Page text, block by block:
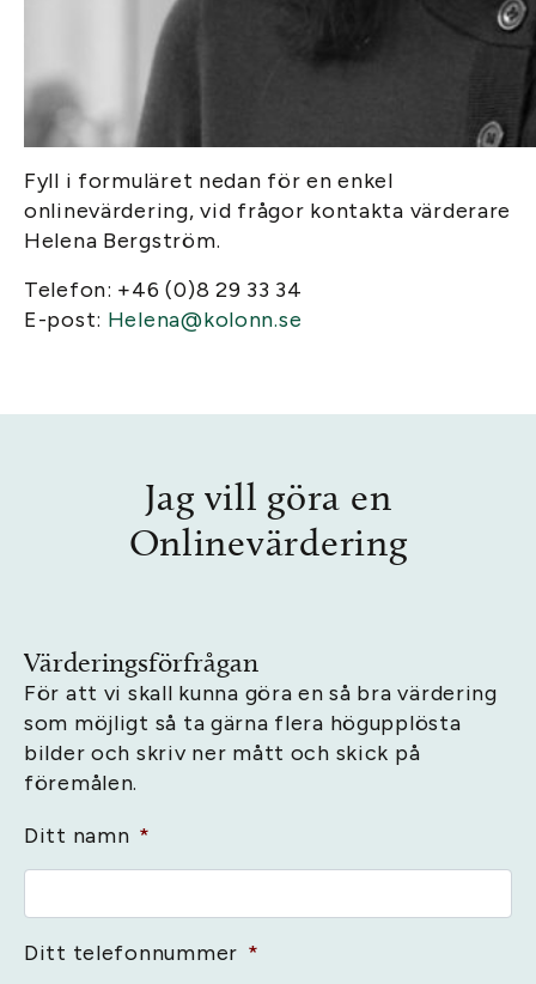
Fyll i formuläret nedan för en enkel
onlinevärdering, vid frågor kontakta värderare
Helena Bergström.
Telefon: +46 (0)8 29 33 34
E-post: Helena@kolonn.se
Jag vill göra en
Onlinevärdering
Värderingsförfrågan
För att vi skall kunna göra en så bra värdering
som möjligt så ta gärna flera högupplösta
bilder och skriv ner mått och skick på
föremålen.
Ditt namn *
Ditt telefonnummer *